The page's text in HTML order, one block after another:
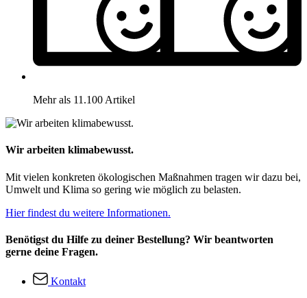
Mehr als 11.100 Artikel
Wir arbeiten klimabewusst.
Mit vielen konkreten ökologischen Maßnahmen tragen wir dazu bei,
Umwelt und Klima so gering wie möglich zu belasten.
Hier findest du weitere Informationen.
Benötigst du Hilfe zu deiner Bestellung? Wir beantworten
gerne deine Fragen.
Kontakt